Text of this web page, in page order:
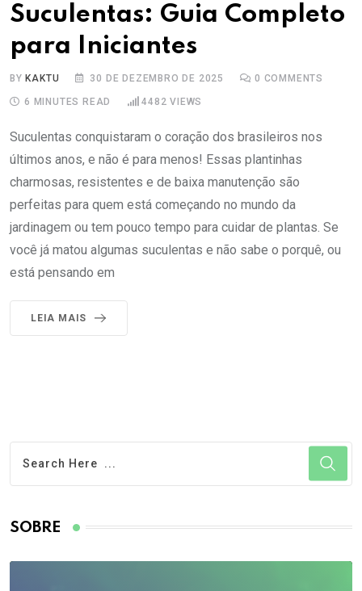
Suculentas: Guia Completo
para Iniciantes
BYKAKTU 30 DE DEZEMBRO DE 2025 0 COMMENTS
6 MINUTES READ 4482 VIEWS
Suculentas conquistaram o coração dos brasileiros nos
últimos anos, e não é para menos! Essas plantinhas
charmosas, resistentes e de baixa manutenção são
perfeitas para quem está começando no mundo da
jardinagem ou tem pouco tempo para cuidar de plantas. Se
você já matou algumas suculentas e não sabe o porquê, ou
está pensando em
LEIA MAIS
SOBRE